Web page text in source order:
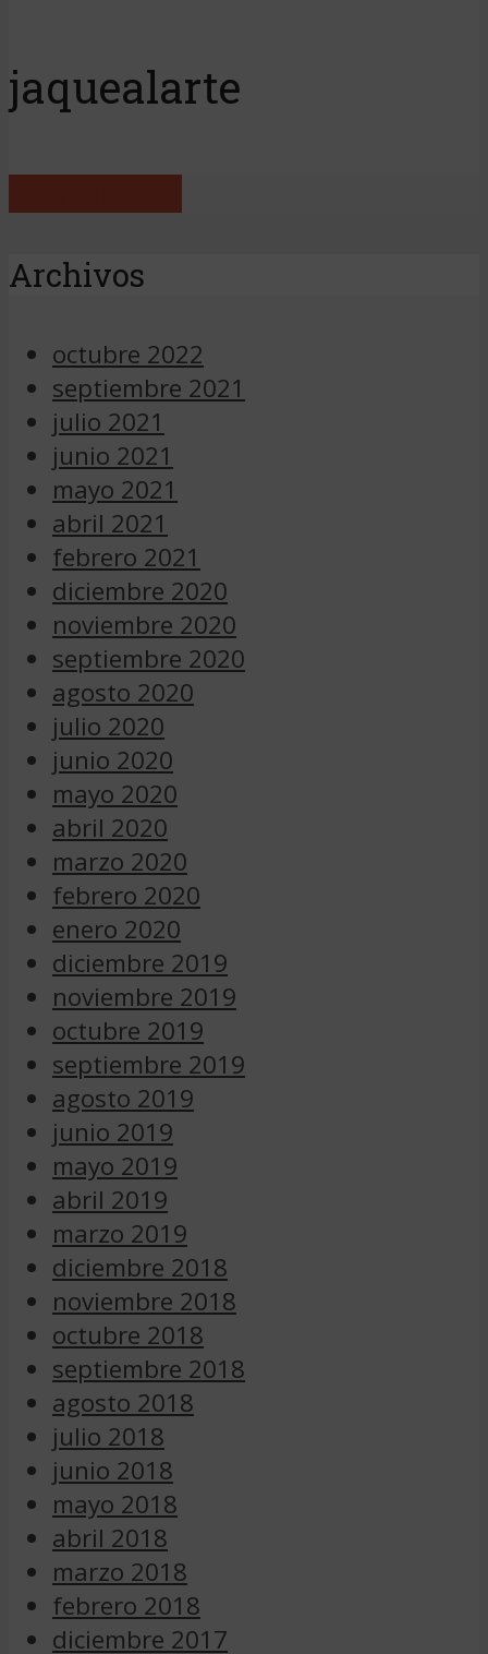
jaquealarte
Archivos
octubre 2022
septiembre 2021
julio 2021
junio 2021
mayo 2021
abril 2021
febrero 2021
diciembre 2020
noviembre 2020
septiembre 2020
agosto 2020
julio 2020
junio 2020
mayo 2020
abril 2020
marzo 2020
febrero 2020
enero 2020
diciembre 2019
noviembre 2019
octubre 2019
septiembre 2019
agosto 2019
junio 2019
mayo 2019
abril 2019
marzo 2019
diciembre 2018
noviembre 2018
octubre 2018
septiembre 2018
agosto 2018
julio 2018
junio 2018
mayo 2018
abril 2018
marzo 2018
febrero 2018
diciembre 2017